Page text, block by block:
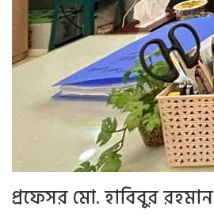
প্রফেসর মো. হাবিবুর রহমান